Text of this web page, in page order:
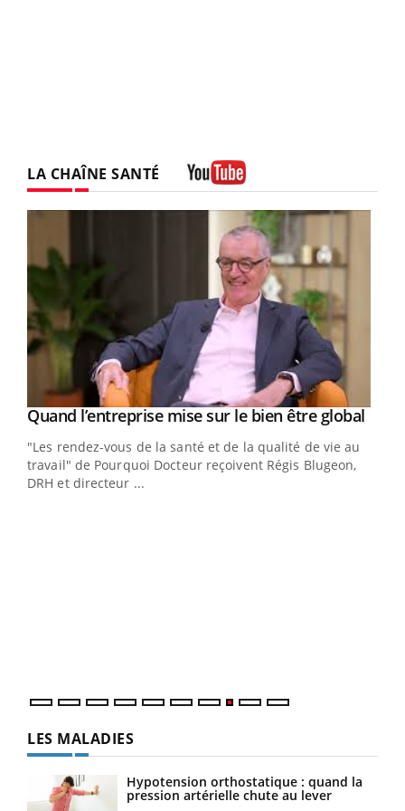
LA CHAÎNE SANTÉ
Youtube
Quand l’entreprise mise sur le bien être global
"Les rendez-vous de la santé et de la qualité de vie au
travail" de Pourquoi Docteur reçoivent Régis Blugeon,
DRH et directeur ...
LES MALADIES
Hypotension orthostatique : quand la
pression artérielle chute au lever